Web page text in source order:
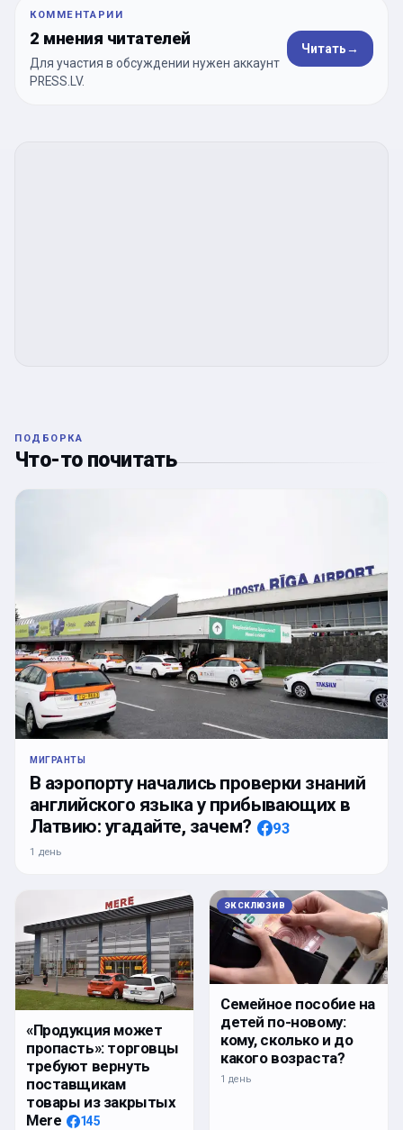
КОММЕНТАРИИ
2 мнения читателей
Для участия в обсуждении нужен аккаунт
PRESS.LV.
Читать→
ПОДБОРКА
Что-то почитать
МИГРАНТЫ
В аэропорту начались проверки знаний
английского языка у прибывающих в
Латвию: угадайте, зачем?
93
1 день
«Продукция может
пропасть»: торговцы
требуют вернуть
поставщикам
товары из закрытых
Mere
145
ЭКСКЛЮЗИВ
Семейное пособие на
детей по-новому:
кому, сколько и до
какого возраста?
1 день